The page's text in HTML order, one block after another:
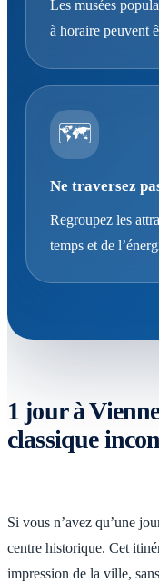
Les musées
à horaire peuvent
🗺️
Ne traversez
Regroupez les
temps et de
1 jour à
classique
Si vous n’avez qu’une
centre historique. Cet
impression de la ville,